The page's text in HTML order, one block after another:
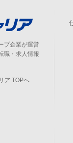
プ企業が運営
職・求人情報
ア TOPへ